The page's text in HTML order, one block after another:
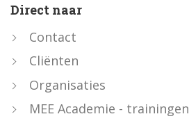
Direct naar
Contact
Cliënten
Organisaties
MEE Academie - trainingen